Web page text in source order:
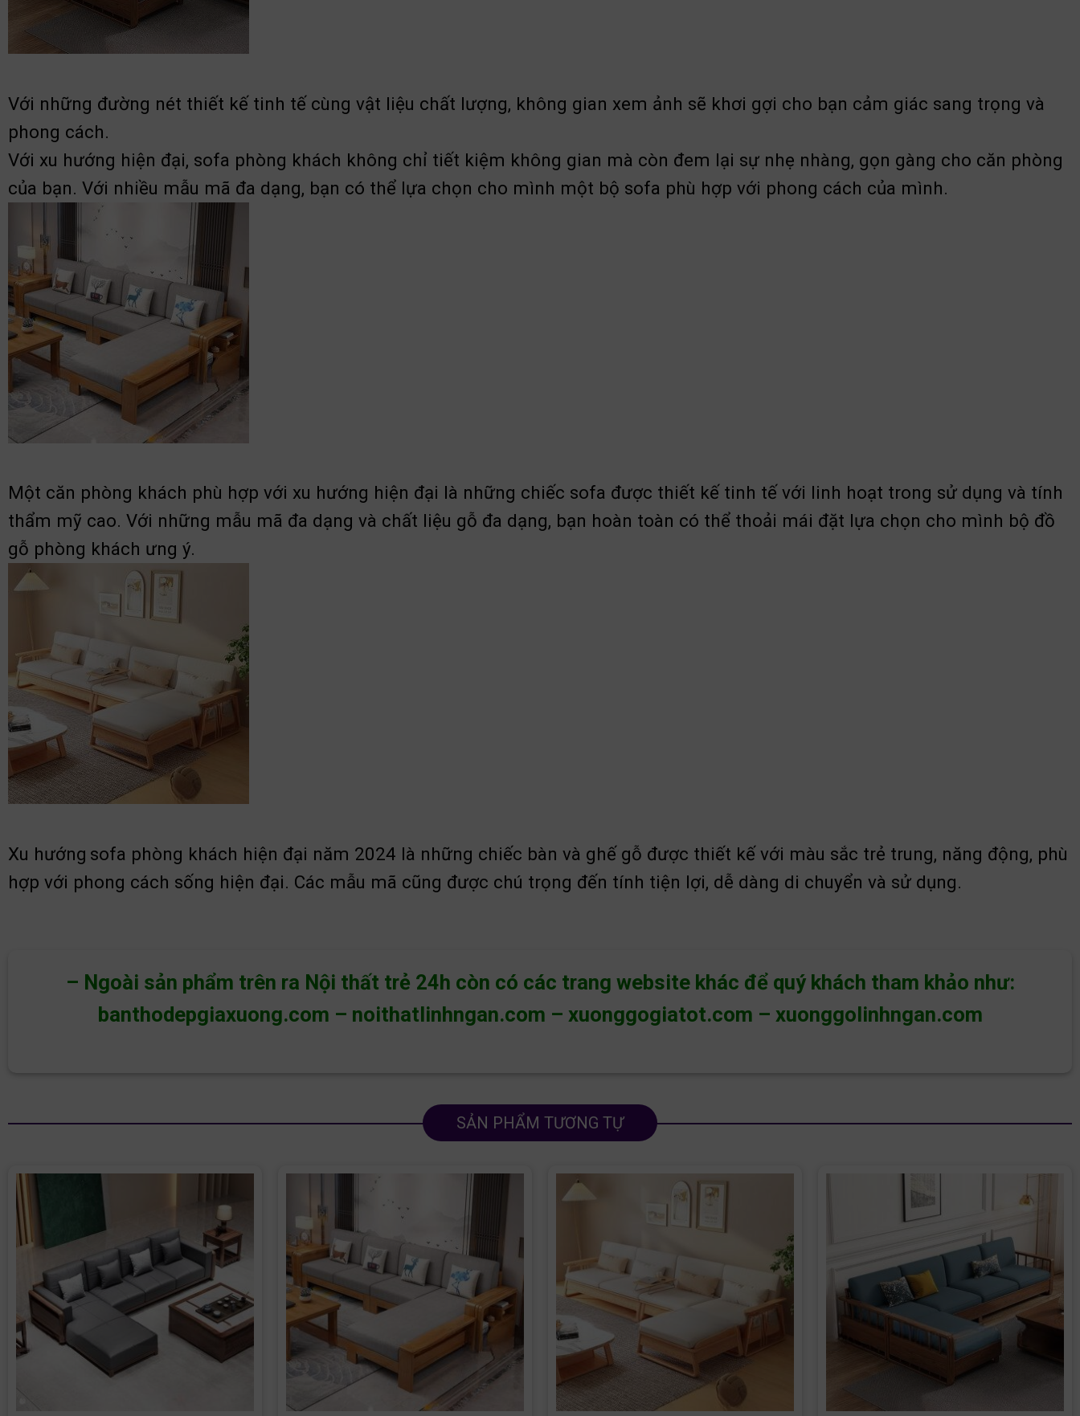
Với những đường nét thiết kế tinh tế cùng vật liệu chất lượng, không gian xem ảnh sẽ khơi gợi cho bạn cảm giác sang trọng và
phong cách.
Với xu hướng hiện đại, sofa phòng khách không chỉ tiết kiệm không gian mà còn đem lại sự nhẹ nhàng, gọn gàng cho căn phòng
của bạn. Với nhiều mẫu mã đa dạng, bạn có thể lựa chọn cho mình một bộ sofa phù hợp với phong cách của mình.
Một căn phòng khách phù hợp với xu hướng hiện đại là những chiếc sofa được thiết kế tinh tế với linh hoạt trong sử dụng và tính
thẩm mỹ cao. Với những mẫu mã đa dạng và chất liệu gỗ đa dạng, bạn hoàn toàn có thể thoải mái đặt lựa chọn cho mình bộ đồ
gỗ phòng khách ưng ý.
Xu hướng sofa phòng khách hiện đại năm 2024 là những chiếc bàn và ghế gỗ được thiết kế với màu sắc trẻ trung, năng động, phù
hợp với phong cách sống hiện đại. Các mẫu mã cũng được chú trọng đến tính tiện lợi, dễ dàng di chuyển và sử dụng.
– Ngoài sản phẩm trên ra Nội thất trẻ 24h còn có các trang website khác để quý khách tham khảo như:
banthodepgiaxuong.com – noithatlinhngan.com – xuonggogiatot.com – xuonggolinhngan.com
SẢN PHẨM TƯƠNG TỰ